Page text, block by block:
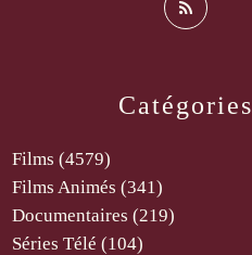
Catégories
Films (4579)
Films Animés (341)
Documentaires (219)
Séries Télé (104)